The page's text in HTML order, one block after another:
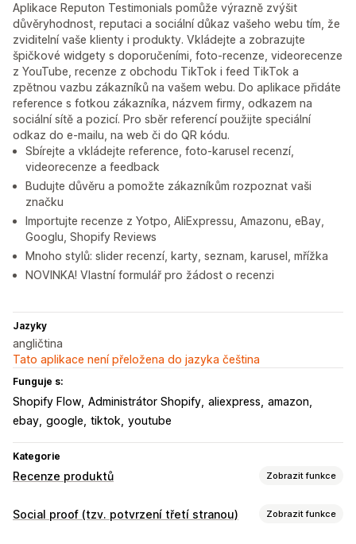
Aplikace Reputon Testimonials pomůže výrazně zvýšit
důvěryhodnost, reputaci a sociální důkaz vašeho webu tím, že
zviditelní vaše klienty i produkty. Vkládejte a zobrazujte
špičkové widgety s doporučeními, foto-recenze, videorecenze
z YouTube, recenze z obchodu TikTok i feed TikTok a
zpětnou vazbu zákazníků na vašem webu. Do aplikace přidáte
reference s fotkou zákazníka, názvem firmy, odkazem na
sociální sítě a pozicí. Pro sběr referencí použijte speciální
odkaz do e-mailu, na web či do QR kódu.
Sbírejte a vkládejte reference, foto-karusel recenzí,
videorecenze a feedback
Budujte důvěru a pomožte zákazníkům rozpoznat vaši
značku
Importujte recenze z Yotpo, AliExpressu, Amazonu, eBay,
Googlu, Shopify Reviews
Mnoho stylů: slider recenzí, karty, seznam, karusel, mřížka
NOVINKA! Vlastní formulář pro žádost o recenzi
Jazyky
angličtina
Tato aplikace není přeložena do jazyka čeština
Funguje s:
Shopify Flow Administrátor Shopify aliexpress amazon
ebay google tiktok youtube
Kategorie
Recenze produktů Zobrazit funkce
Možnosti zobrazení
Social proof (tzv. potvrzení třetí stranou) Zobrazit funkce